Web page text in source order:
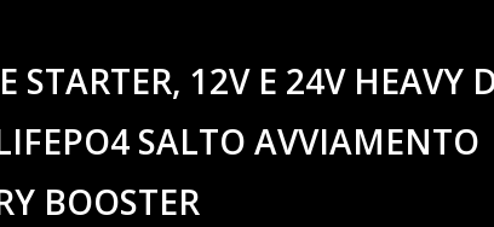
12V E 24V HEAVY
SALTO AVVIAMENTO
BOOSTER